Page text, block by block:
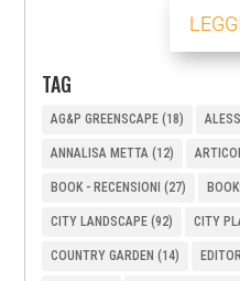
TAG
AG&P GREENSCAPE (18)
ANNALISA METTA (12)
BOOK - RECENSIONI (27)
CITY LANDSCAPE (92) CITY
COUNTRY GARDEN (14)